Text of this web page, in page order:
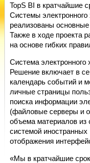
TopS BI в кратчайшие
Системы
реализованы
Также в ходе проекта
на основе гибких
Система
Решение включает в
календарь событий и
личные страницы
поиска информации
(файловые серверы и
объема материалов
системой
отображения
«Мы в кратчайшие